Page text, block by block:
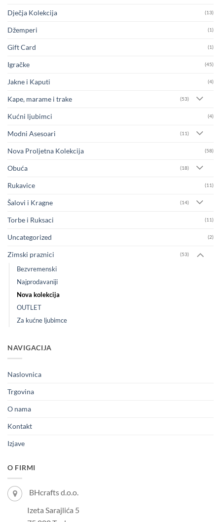
Dječja Kolekcija (13)
Džemperi (1)
Gift Card (1)
Igračke (45)
Jakne i Kaputi (4)
Kape, marame i trake (53)
Kućni ljubimci (4)
Modni Asesoari (11)
Nova Proljetna Kolekcija (58)
Obuća (18)
Rukavice (11)
Šalovi i Kragne (14)
Torbe i Ruksaci (11)
Uncategorized (2)
Zimski praznici (53)
Bezvremenski
Najprodavaniji
Nova kolekcija
OUTLET
Za kućne ljubimce
NAVIGACIJA
Naslovnica
Trgovina
O nama
Kontakt
Izjave
O FIRMI
BHcrafts d.o.o.
Izeta Sarajlića 5